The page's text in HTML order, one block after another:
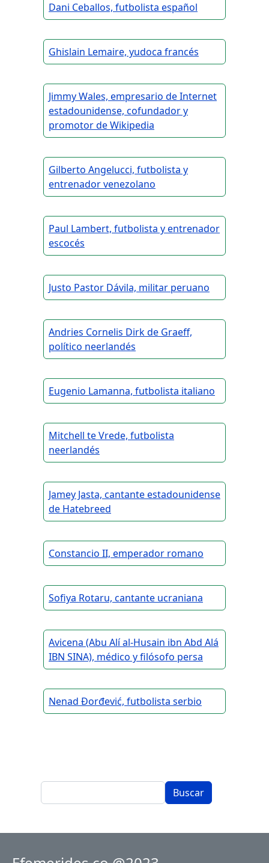
Dani Ceballos, futbolista español
Ghislain Lemaire, yudoca francés
Jimmy Wales, empresario de Internet
estadounidense, cofundador y
promotor de Wikipedia
Gilberto Angelucci, futbolista y
entrenador venezolano
Paul Lambert, futbolista y entrenador
escocés
Justo Pastor Dávila, militar peruano
Andries Cornelis Dirk de Graeff,
político neerlandés
Eugenio Lamanna, futbolista italiano
Mitchell te Vrede, futbolista
neerlandés
Jamey Jasta, cantante estadounidense
de Hatebreed
Constancio II, emperador romano
Sofiya Rotaru, cantante ucraniana
Avicena (Abu Alí al-Husain ibn Abd Alá
IBN SINA), médico y filósofo persa
Nenad Đorđević, futbolista serbio
Buscar